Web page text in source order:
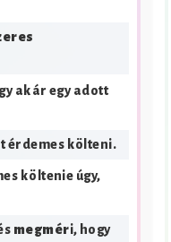
akár egy adott
érdemes költeni.
költenie úgy,
megméri, hogy